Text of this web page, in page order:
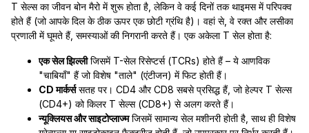
T सेल्स का जीवन बोन मैरो में शुरू होता है, लेकिन वे कई दिनों तक थाइमस में परिपक्व
होते हैं (जो आपके दिल के ठीक ऊपर एक छोटी ग्रंथि है)। वहां से, वे रक्त और लसीका
प्रणाली में घूमते हैं, समस्याओं की निगरानी करते हैं। एक अकेला T सेल होता है:
एक सेल झिल्लीजिसमें T-सेल रिसेप्टर्स (TCRs) होते हैं – ये आणविक
"चाबियाँ" हैं जो विशेष "ताले" (एंटीजन) में फिट होती हैं।
CD मार्कर्ससतह पर। CD4 और CD8 सबसे प्रसिद्ध हैं, जो हेल्पर T सेल्स
(CD4+) को किलर T सेल्स (CD8+) से अलग करते हैं।
न्यूक्लियस और साइटोप्लाज्मजिसमें सामान्य सेल मशीनरी होती है, साथ ही विशेष